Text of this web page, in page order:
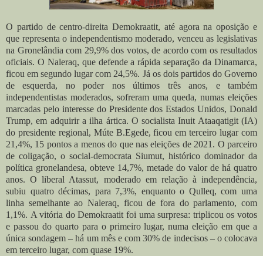
O partido de centro-direita Demokraatit, até agora na oposição e
que representa o independentismo moderado, venceu as legislativas
na Gronelândia com 29,9% dos votos, de acordo com os resultados
oficiais. O Naleraq, que defende a rápida separação da Dinamarca,
ficou em segundo lugar com 24,5%. Já os dois partidos do Governo
de esquerda, no poder nos últimos três anos, e também
independentistas moderados, sofreram uma queda, numas eleições
marcadas pelo interesse do Presidente dos Estados Unidos, Donald
Trump, em adquirir a ilha ártica. O socialista Inuit Ataaqatigit (IA)
do presidente regional, Múte B.Egede, ficou em terceiro lugar com
21,4%, 15 pontos a menos do que nas eleições de 2021. O parceiro
de coligação, o social-democrata Siumut, histórico dominador da
política gronelandesa, obteve 14,7%, metade do valor de há quatro
anos.O liberal Atassut, moderado em relação à independência,
subiu quatro décimas, para 7,3%, enquanto o Qulleq, com uma
linha semelhante ao Naleraq, ficou de fora do parlamento, com
1,1%. A vitória do Demokraatit foi uma surpresa: triplicou os votos
e passou do quarto para o primeiro lugar, numa eleição em que a
única sondagem – há um mês e com 30% de indecisos – o colocava
em terceiro lugar, com quase 19%.